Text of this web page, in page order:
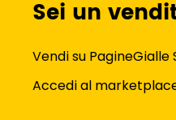
Sei un
Vendi su PagineGialle
Accedi al